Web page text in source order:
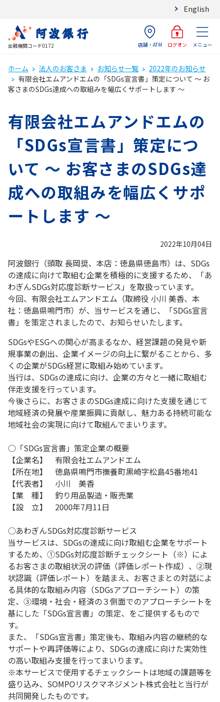
English
金融機関コード0172 店舗・ATM ログオン メニュー
ホーム 法人のお客さま お知らせ一覧
2022年のお知らせ
有限会社エムアンドエムの「SDGs宣言書」策定について ～ お
客さまのSDGs達成への取組みを幅広くサポートします ～
有限会社エムアンドエムの
「SDGs宣言書」策定につ
いて ～ お客さまのSDGs達
成への取組みを幅広くサポ
ートします ～
2022年10月04日
阿波銀行（頭取 長岡奨、本店：徳島県徳島市）は、SDGs
の達成に向けて取組む企業を積極的に支援するため、「あ
わぎんSDGs対応度診断サービス」を取扱っています。
今回、有限会社エムアンドエム（取締役 小川 美香、本
社：徳島県鳴門市）が、当サービスを通じ、「SDGs宣言
書」を策定されましたので、お知らせいたします。
SDGsやESGへの関心が高まるなか、経営課題の発見や新
規事業の創出、企業イメージの向上に繋がることから、多
くの企業がSDGs経営に取組み始めています。
当行は、SDGsの達成に向け、企業の方々と一緒に取組む
伴走支援を行っています。
今後さらに、お客さまのSDGs達成に向けた支援を通じて
地域経済の発展や産業振興に貢献し、魅力ある持続可能な
地域社会の実現に向けて取組んでまいります。
○「SDGs宣言書」策定企業の概要
【企業名】 有限会社エムアンドエム
【所在地】 徳島県鳴門市撫養町黒崎字松島45番地41
【代表者】 小川 美香
【業 種】 釣り用品製造・販売業
【設 立】 2000年7月11日
○あわぎんSDGs対応度診断サービス
当サービスは、SDGsの達成に向け取組む企業をサポート
するため、①SDGs対応度診断チェックシート（※）によ
るお客さまの取組状況の評価（評価レポート作成）、②現
状認識（評価レポート）を踏まえ、お客さまとの対話によ
る具体的な取組み内容（SDGsアプローチシート）の策
定、③環境・社会・経済の３側面でのアプローチシートを
基にした「SDGs宣言書」の策定、をご提供するもので
す。
また、「SDGs宣言書」策定後も、取組み内容の継続的な
サポートや再評価等により、SDGsの達成に向けた実効性
の高い取組み支援を行ってまいります。
※本サービスで使用するチェックシートは地域の課題等を
盛り込み、SOMPOリスクマネジメント株式会社と当行が
共同開発したものです。